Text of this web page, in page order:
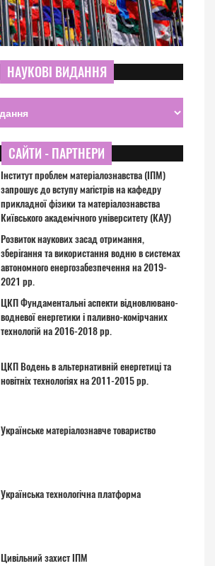
НАУКОВІ ВИДАННЯ
САЙТИ - ПАРТНЕРИ
Інститут проблем матеріалознавства (ІПМ)
запрошує до вступу магістрів на кафедру
прикладної фізики та матеріалознавства
Київського академічного університету (КАУ)
Розвиток наукових засад отримання,
зберігання та використання водню в системах
автономного енергозабезпечення на 2019-
2021 рр.
ЦКП Фундаментальні аспекти відновлювано-
водневої енергетики і паливно-комірчаних
технологій на 2016-2018 рр.
ЦКП Водень в альтернативній енергетиці та
новітніх технологіях на 2011-2015 рр.
Українське матеріалознавче товариство
Українська технологічна платформа
Цивільний захист ІПМ